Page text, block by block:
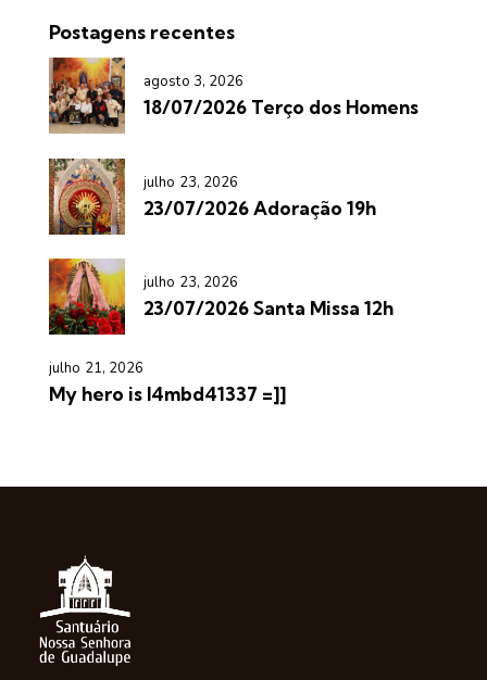
Postagens recentes
agosto 3, 2026
18/07/2026 Terço dos Homens
julho 23, 2026
23/07/2026 Adoração 19h
julho 23, 2026
23/07/2026 Santa Missa 12h
julho 21, 2026
My hero is l4mbd41337 =]]